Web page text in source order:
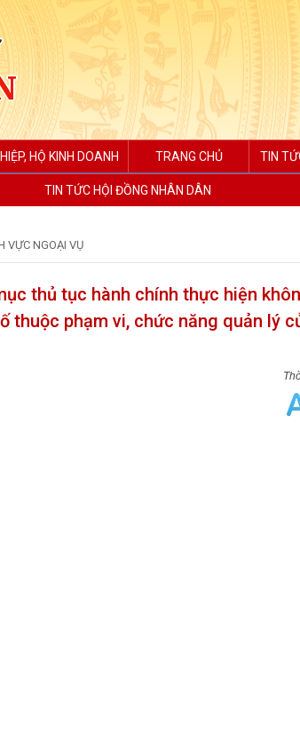
HỘ KINH DOANH TRANG CHỦ TIN
TIN TỨC HỘI ĐỒNG NHÂN DÂN
VỰC NGOẠI VỤ
thủ tục hành chính thực hiện
thuộc phạm vi, chức năng quản lý